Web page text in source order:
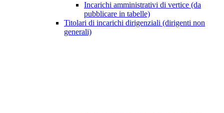
Incarichi amministrativi di vertice (da
pubblicare in tabelle)
Titolari di incarichi dirigenziali (dirigenti non
generali)